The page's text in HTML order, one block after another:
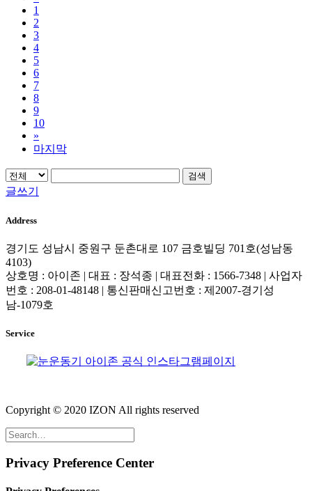
1
2
3
4
5
6
7
8
9
10
»
마지막
검색
글쓰기
Address
경기도 성남시 중원구 둔촌대로 107 금호빌딩 701호(성남동
4103)
상호명 : 아이존 | 대표 : 장석종 | 대표전화 : 1566-7348 | 사업자
번호 : 208-01-48148 | 통신판매신고번호 : 제2007-경기성
남-1079호
Service
Copyright © 2020 IZON All rights reserved
Privacy Preference Center